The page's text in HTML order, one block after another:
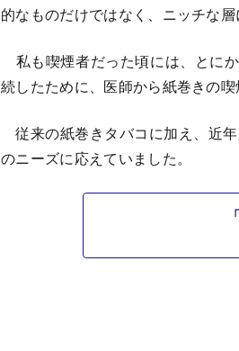
的なものだけではなく、ニッチな
私も喫煙者だった頃には、とに
続したために、医師から紙巻きの
従来の紙巻きタバコに加え、近
のニーズに応えていました。